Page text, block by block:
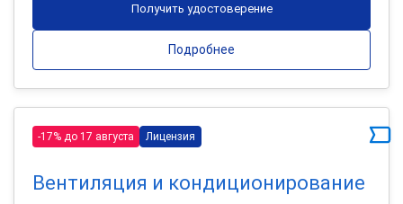
Получить удостоверение
Подробнее
-17% до 17 августа Лицензия
Вентиляция и кондиционирование